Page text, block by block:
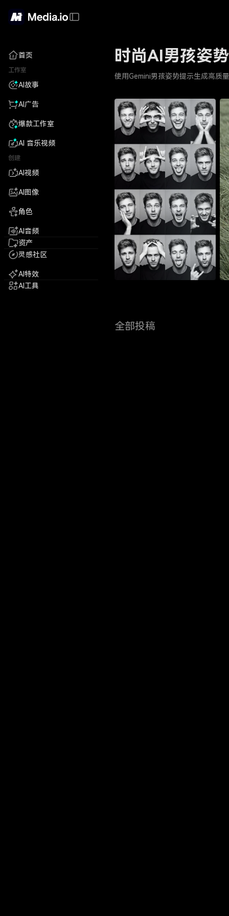
首页
工作室
AI故事
AI广告
爆款工作室
AI 音乐视频
创建
AI视频
AI图像
角色
AI音频
资产
灵感社区
AI特效
AI工具
时尚AI男孩姿
使用Gemini男孩姿势提示生成高质
全部投稿